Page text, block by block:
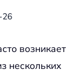
26
возникает
нескольких